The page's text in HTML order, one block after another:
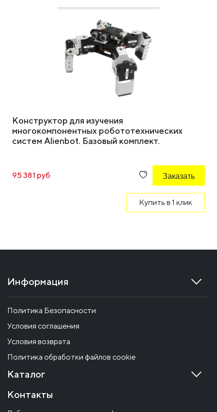
Конструктор для изучения
многокомпонентных робототехнических
систем Alienbot. Базовый комплект.
95 381 руб Заказать
Купить в 1 клик
Информация
Политика Безопасности
Условия соглашения
Условия возврата
Политика обработки файлов cookie
Каталог
Контакты